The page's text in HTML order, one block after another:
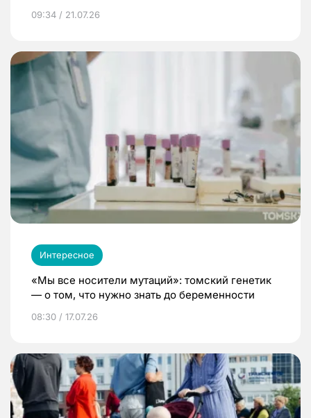
09:34 / 21.07.26
Интересное
«Мы все носители мутаций»: томский генетик
— о том, что нужно знать до беременности
08:30 / 17.07.26